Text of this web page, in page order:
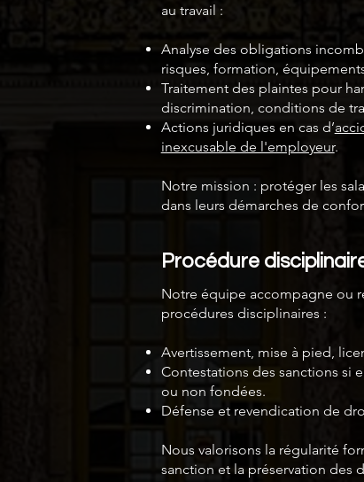
au travail :
Analyse des obligations
risques, formation,
Traitement des plaintes pour
discrimination, conditions de
Actions juridiques en cas d’
inexcusable de l'employeur.
Notre mission : protéger les
dans leurs démarches de
Procédure
Notre équipe accompagne ou
procédures disciplinaires :
Avertissement, mise à pied,
Contestations des sanctions si
ou non fondées.
Défense et revendication de
Nous valorisons la régularité
sanction et la préservation des